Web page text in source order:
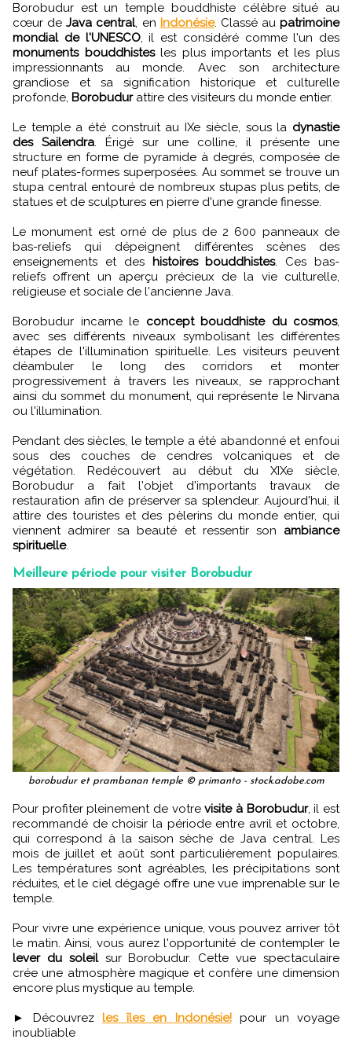
Borobudur est un temple bouddhiste célèbre situé au
cœur deJava central, en Indonésie. Classé au patrimoine
mondial de l'UNESCO, il est considéré comme l'un des
monuments bouddhistesles plus importants et les plus
impressionnants au monde. Avec son architecture
grandiose et sa signification historique et culturelle
profonde, Borobudurattire des visiteurs du monde entier.
Le temple a été construit au IXe siècle, sous la dynastie
des Sailendra. Érigé sur une colline, il présente une
structure en forme de pyramide à degrés, composée de
neuf plates-formes superposées. Au sommet se trouve un
stupa central entouré de nombreux stupas plus petits, de
statues et de sculptures en pierre d'une grande finesse.
Le monument est orné de plus de 2 600 panneaux de
bas-reliefs qui dépeignent différentes scènes des
enseignements et des
histoires bouddhistes. Ces bas-
reliefs offrent un aperçu précieux de la vie culturelle,
religieuse et sociale de l'ancienne Java.
Borobudur incarne le concept bouddhiste du cosmos,
avec ses différents niveaux symbolisant les différentes
étapes de l'illumination spirituelle. Les visiteurs peuvent
déambuler le long des corridors et monter
progressivement à travers les niveaux, se rapprochant
ainsi du sommet du monument, qui représente le Nirvana
ou l'illumination.
Pendant des siècles, le temple a été abandonné et enfoui
sous des couches de cendres volcaniques et de
végétation. Redécouvert au début du XIXe siècle,
Borobudur a fait l'objet d'importants travaux de
restauration afin de préserver sa splendeur. Aujourd'hui, il
attire des touristes et des pèlerins du monde entier, qui
viennent admirer sa beauté et ressentir son ambiance
spirituelle.
Meilleure période pour visiter Borobudur
borobudur et prambanan temple © primanto - stock.adobe.com
Pour profiter pleinement de votrevisite à Borobudur, il est
recommandé de choisir la période entre avril et octobre,
qui correspond à la saison sèche de Java central. Les
mois de juillet et août sont particulièrement populaires.
Les températures sont agréables, les précipitations sont
réduites, et le ciel dégagé offre une vue imprenable sur le
temple.
Pour vivre une expérience unique, vous pouvez arriver tôt
le matin. Ainsi, vous aurez l'opportunité de contempler le
lever du soleilsur Borobudur. Cette vue spectaculaire
crée une atmosphère magique et confère une dimension
encore plus mystique au temple.
► Découvrez les îles en Indonésie!pour un voyage
inoubliable